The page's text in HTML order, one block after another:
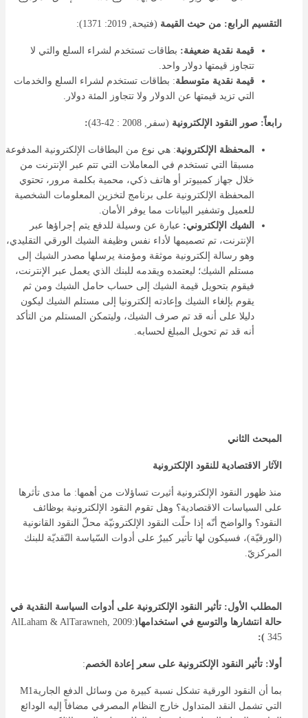
التقسيم الرابع: من حيث القيمة (فتيحة, 2019: 1371):
قيمة نقدية ضعيفة: بطاقات تستخدم لشراء السلع والتي لا
تتجاوز قيمتها دولار واحد.
قيمة نقدية متوسطة: بطاقات تستخدم لشراء السلع والخدمات
التي تزيد قيمتها عن الدولار ولا تتجاوز المئة دولار.
رابعاً: صور النقود الإلكترونية (سفر, 2008 : 42-43) :
المحفظة الإلكترونية: هي نوع من البطاقات الإلكترونية المدفوعة
مسبقا التي تستخدم في المعاملات التي تتم عبر الإنترنت من
خلال جهاز كمبيوتر أو هاتف ذكي، محمية بكلمة مرور، تحتوي
المحفظة الإلكترونية على برنامج لتخزين المعلومات الشخصية
للعميل وتشفير البيانات مما يوفر الأمان.
الشيك الإلكتروني: عبارة عن وسيلة للدفع يتم إجراؤها عبر
الإنترنت، تم تصميمها لأداء نفس وظيفة الشيك الورقي التقليدي،
وهو رسالة إلكترونية موثقة ومؤمنة يرسلها مصدر الشيك إلى
مستلم الشيك؛ ليعتمده ويقدمه للبنك الذي يعمل عبر الإنترنت،
فيقوم بتحويل قيمة الشيك إلى حساب حامل الشيك ومن ثم
يقوم بإلغاء الشيك وإعادته إلكترونيا إلى مستلم الشيك ليكون
دليلا على أنه قد تم صرف الشيك، وليتمكن المستلم من التأكد
أنه قد تم تحويل المبلغ لحسابه.
المبحث الثاني
الآثار الاقتصادية للنقود الإلكترونية
منذ ظهور النقود الإلكترونية أثيرت تساؤلات من أهمها: ما مدى تأثرها
على السياسات الاقتصادية؟ وهل تقوم النقود الإلكترونية بوظائف
النقود؟ والواضح أنّه إذا حلّت النقود الإلكترونيّة محلّ النقود القانونية
(الورقيّة)، فسيكون لها تأثير كبيرٌ على أدوات السّياسة النّقديّة للبنك
المركزيّ.
المطلب الأول: تأثير النقود الإلكترونية على أدوات السياسة النقدية في
حالة انتشارها والتوسع في استخدامها(AlLaham & AlTarawneh, 2009:
345
):
أولا: تأثير النقود الإلكترونية على سعر إعادة الخصم:
بما أن النقود الورقية تشكل نسبة كبيرة من وسائل الدفع الجاريةM1
التي تشمل النقد المتداول خارج النظام المصرفي مضافاً إليه الودائع